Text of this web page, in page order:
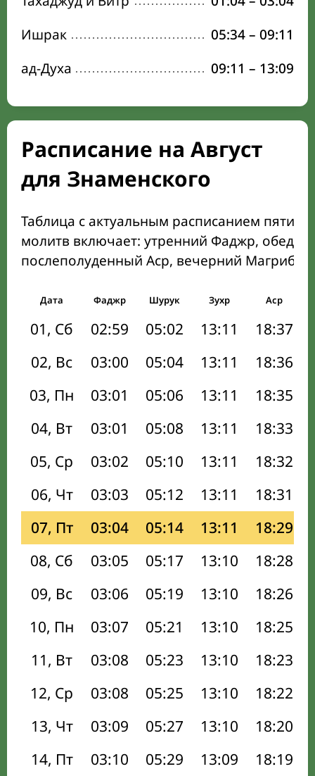
Ишрак
05:34– 09:11
ад-Духа
09:11 – 13:09
Расписание на Август
для Знаменского
Таблица с актуальным расписанием пяти
молитв включает: утренний Фаджр,
послеполуденный Аср, вечерний Магриб
Дата Фаджр Шурук Зухр Аср
01, Сб 02:59 05:02 13:11 18:37
02, Вс
03:00 05:04 13:11 18:36
03, Пн
03:01 05:06 13:11 18:35
04, Вт
03:01 05:08 13:11 18:33
05, Ср
03:02 05:10 13:11 18:32
06, Чт
03:03 05:12 13:11 18:31
07, Пт
03:04 05:14 13:11 18:29
08, Сб
03:05 05:17 13:10 18:28
09, Вс
03:06 05:19 13:10 18:26
10, Пн
03:07 05:21 13:10 18:25
11, Вт
03:08 05:23 13:10 18:23
12, Ср
03:08 05:25 13:10 18:22
13, Чт
03:09 05:27 13:10 18:20
14, Пт
03:10 05:29 13:09 18:19